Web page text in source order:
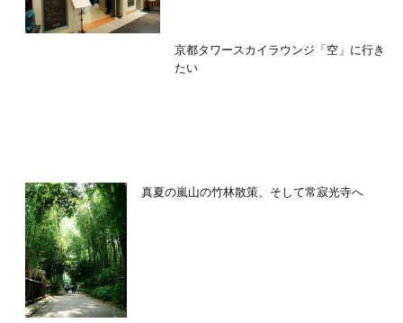
京都タワースカイラウンジ「空」に行き
たい
真夏の嵐山の竹林散策、そして常寂光寺へ